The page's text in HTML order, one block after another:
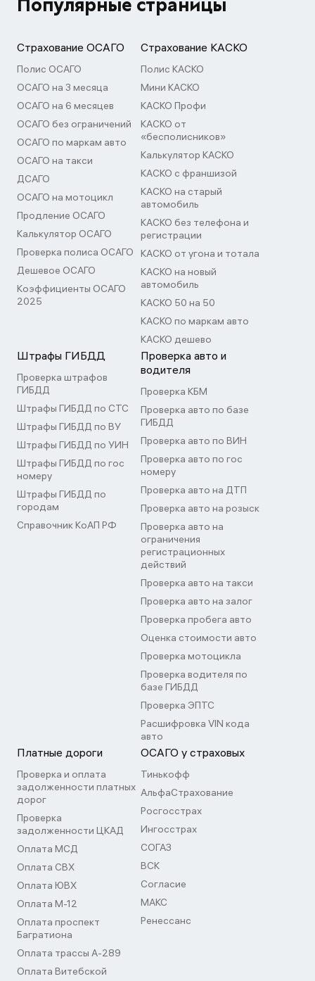
Популярные страницы
Страхование ОСАГО
Полис ОСАГО
ОСАГО на 3 месяца
ОСАГО на 6 месяцев
ОСАГО без ограничений
ОСАГО по маркам авто
ОСАГО на такси
ДСАГО
ОСАГО на мотоцикл
Продление ОСАГО
Калькулятор ОСАГО
Проверка полиса ОСАГО
Дешевое ОСАГО
Коэффициенты ОСАГО
2025
Страхование КАСКО
Полис КАСКО
Мини КАСКО
КАСКО Профи
КАСКО от
«бесполисников»
Калькулятор КАСКО
КАСКО с франшизой
КАСКО на старый
автомобиль
КАСКО без телефона и
регистрации
КАСКО от угона и тотала
КАСКО на новый
автомобиль
КАСКО 50 на 50
КАСКО по маркам авто
КАСКО дешево
Штрафы ГИБДД
Проверка штрафов
ГИБДД
Штрафы ГИБДД по СТС
Штрафы ГИБДД по ВУ
Штрафы ГИБДД по УИН
Штрафы ГИБДД по гос
номеру
Штрафы ГИБДД по
городам
Справочник КоАП РФ
Проверка авто и
водителя
Проверка КБМ
Проверка авто по базе
ГИБДД
Проверка авто по ВИН
Проверка авто по гос
номеру
Проверка авто на ДТП
Проверка авто на розыск
Проверка авто на
ограничения
регистрационных
действий
Проверка авто на такси
Проверка авто на залог
Проверка пробега авто
Оценка стоимости авто
Проверка мотоцикла
Проверка водителя по
базе ГИБДД
Проверка ЭПТС
Расшифровка VIN кода
авто
Платные дороги
Проверка и оплата
задолженности платных
дорог
Проверка
задолженности ЦКАД
Оплата МСД
Оплата СВХ
Оплата ЮВХ
Оплата М-12
Оплата проспект
Багратиона
Оплата трассы А-289
Оплата Витебской
ОСАГО у страховых
Тинькофф
АльфаСтрахование
Росгосстрах
Ингосстрах
СОГАЗ
ВСК
Согласие
МАКС
Ренессанс